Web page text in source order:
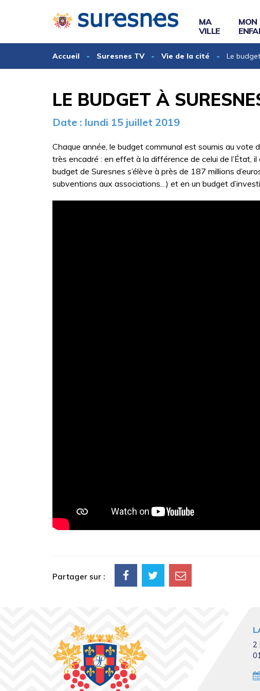
MA
VILLE
MON
Accueil Suresnes TV Vie de la cité Le
LE BUDGET À
Date : lundi 15 juillet 2019
Chaque année, le budget communal est soumis au vote
très encadré : en effet à la différence de celui de
budget de Suresnes s’élève à près de 187 millions
subventions aux associations…) et en un budget
Partager sur :
2